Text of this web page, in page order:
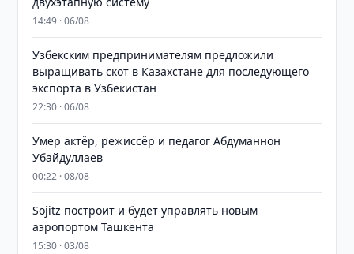
14:49 · 06/08
Узбекским предпринимателям предложили
выращивать скот в Казахстане для последующего
экспорта в Узбекистан
22:30 · 06/08
Умер актёр, режиссёр и педагог Абдуманнон
Убайдуллаев
00:22 · 08/08
Sojitz построит и будет управлять новым
аэропортом Ташкента
15:30 · 03/08